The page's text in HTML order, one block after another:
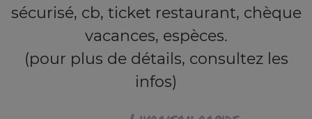
sécurisé, cb, ticket restaurant, chèque
vacances, espèces.
(pour plus de détails, consultez les
infos)